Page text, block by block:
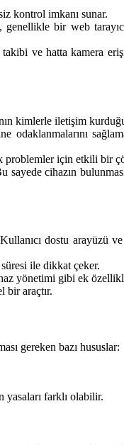
kontrol imkanı sunar.
genellikle bir web
takibi ve hatta kamera
kimlerle iletişim
odaklanmalarını
problemler için etkili bir
cihazın
dostu arayüzü ve
ile dikkat çeker.
yönetimi gibi ek
bir araçtır.
gereken bazı hususlar:
farklı olabilir.